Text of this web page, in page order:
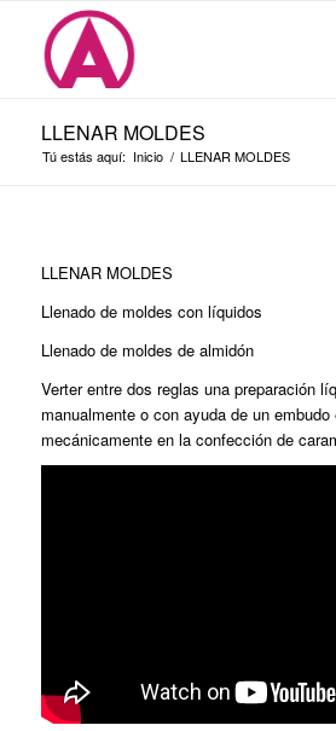
LLENAR MOLDES
Tú estás aquí: Inicio / LLENAR MOLDES
LLENAR MOLDES
Llenado de moldes con líquidos
Llenado de moldes de almidón
Verter entre dos reglas una preparación
manualmente o con ayuda de un
mecánicamente en la confección de